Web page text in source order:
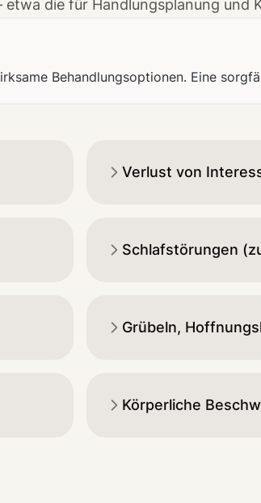
die für Handlungsplanung
Behandlungsoptionen. Eine
Verlust von
Schlafstörungen
Grübeln,
Körperliche